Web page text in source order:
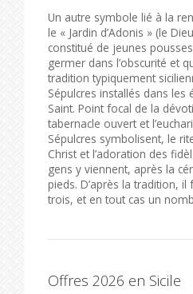
Un autre symbole lié à la
le « Jardin d’Adonis » (le
constitué de jeunes
germer dans l’obscurité et
tradition typiquement
Sépulcres installés dans les
Saint. Point focal de la
tabernacle ouvert et
Sépulcres symbolisent, le
Christ et l’adoration des
gens y viennent, après la
pieds. D’après la tradition,
trois, et en tout cas un
Offres 2026 en Sicile